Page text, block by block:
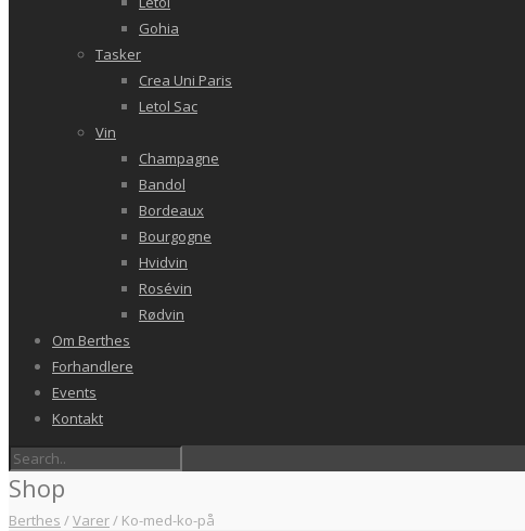
Gohia
Tasker
Crea Uni Paris
Letol Sac
Vin
Champagne
Bandol
Bordeaux
Bourgogne
Hvidvin
Rosévin
Rødvin
Om Berthes
Forhandlere
Events
Kontakt
Shop
Berthes /Varer/ Ko-med-ko-på